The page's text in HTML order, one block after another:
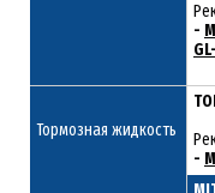
-
Тормозная жидкость
-